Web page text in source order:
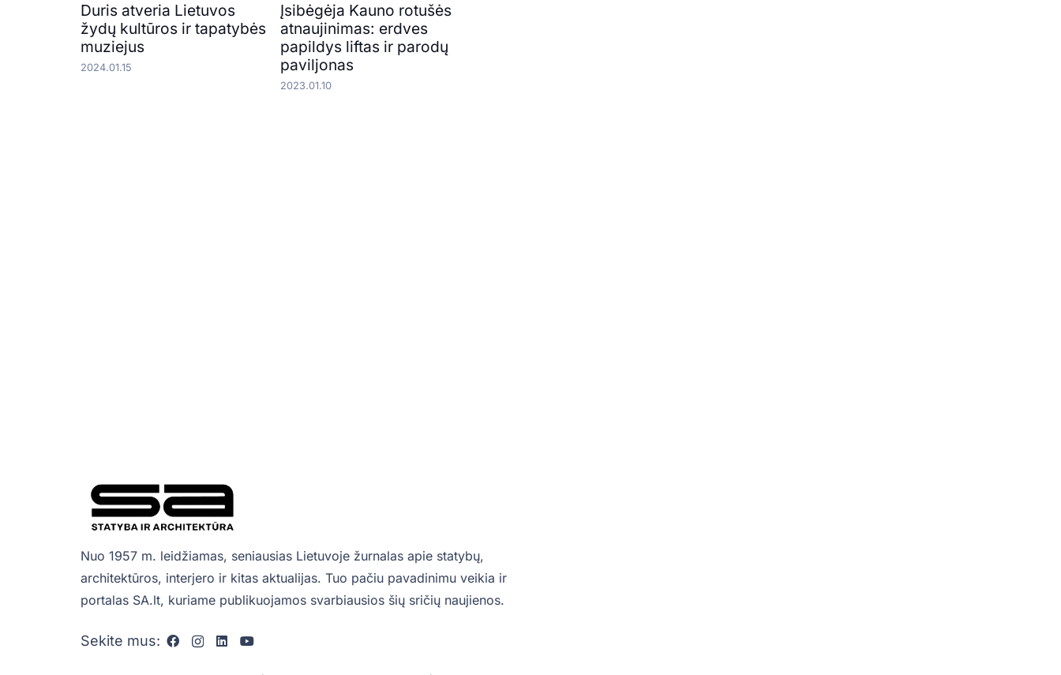
Duris atveria Lietuvos
žydų kultūros ir tapatybės
muziejus
2024.01.15
Įsibėgėja Kauno rotušės
atnaujinimas: erdves
papildys liftas ir parodų
paviljonas
2023.01.10
Nuo 1957 m. leidžiamas, seniausias Lietuvoje žurnalas apie statybų,
architektūros, interjero ir kitas aktualijas. Tuo pačiu pavadinimu veikia ir
portalas SA.lt, kuriame publikuojamos svarbiausios šių sričių naujienos.
Sekite mus: